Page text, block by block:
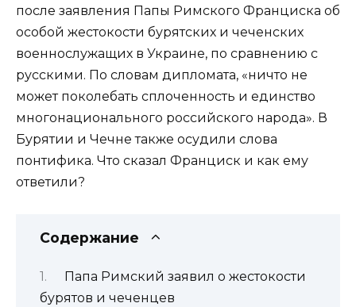
после заявления Папы Римского Франциска об
особой жестокости бурятских и чеченских
военнослужащих в Украине, по сравнению с
русскими. По словам дипломата, «ничто не
может поколебать сплоченность и единство
многонационального российского народа». В
Бурятии и Чечне также осудили слова
понтифика. Что сказал Франциск и как ему
ответили?
Содержание
Папа Римский заявил о жестокости
бурятов и чеченцев